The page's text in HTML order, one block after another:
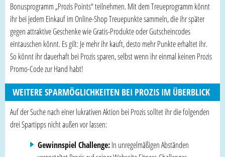
Bonusprogramm „Prozis Points“ teilnehmen. Mit dem Treueprogramm könnt
ihr bei jedem Einkauf im Online-Shop Treuepunkte sammeln, die ihr später
gegen attraktive Geschenke wie Gratis-Produkte oder Gutscheincodes
eintauschen könnt. Es gilt: Je mehr ihr kauft, desto mehr Punkte erhaltet ihr.
So könnt ihr dauerhaft bei Prozis sparen, selbst wenn ihr einmal keinen Prozis
Promo-Code zur Hand habt!
WEITERE SPARMÖGLICHKEITEN BEI PROZIS IM ÜBERBLICK
Auf der Suche nach einer lukrativen Aktion bei Prozis solltet ihr die folgenden
drei Spartipps nicht außen vor lassen:
Gewinnspiel Challenge:In unregelmäßigen Abständen